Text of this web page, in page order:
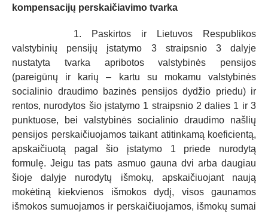
kompensacijų perskaičiavimo tvarka
1. Paskirtos ir Lietuvos Respublikos
valstybinių pensijų įstatymo 3 straipsnio 3 dalyje
nustatyta tvarka apribotos valstybinės pensijos
(pareigūnų ir karių – kartu su mokamu valstybinės
socialinio draudimo bazinės pensijos dydžio priedu) ir
rentos, nurodytos šio įstatymo 1 straipsnio 2 dalies 1 ir 3
punktuose, bei valstybinės socialinio draudimo našlių
pensijos perskaičiuojamos taikant atitinkamą koeficientą,
apskaičiuotą pagal šio įstatymo 1 priede nurodytą
formulę. Jeigu tas pats asmuo gauna dvi arba daugiau
šioje dalyje nurodytų išmokų, apskaičiuojant naują
mokėtiną kiekvienos išmokos dydį, visos gaunamos
išmokos sumuojamos ir perskaičiuojamos, išmokų sumai